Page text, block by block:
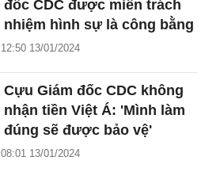
đốc CDC được miễn trách
nhiệm hình sự là công bằng
12:50 13/01/2024
Cựu Giám đốc CDC không
nhận tiền Việt Á: 'Mình làm
đúng sẽ được bảo vệ'
08:01 13/01/2024